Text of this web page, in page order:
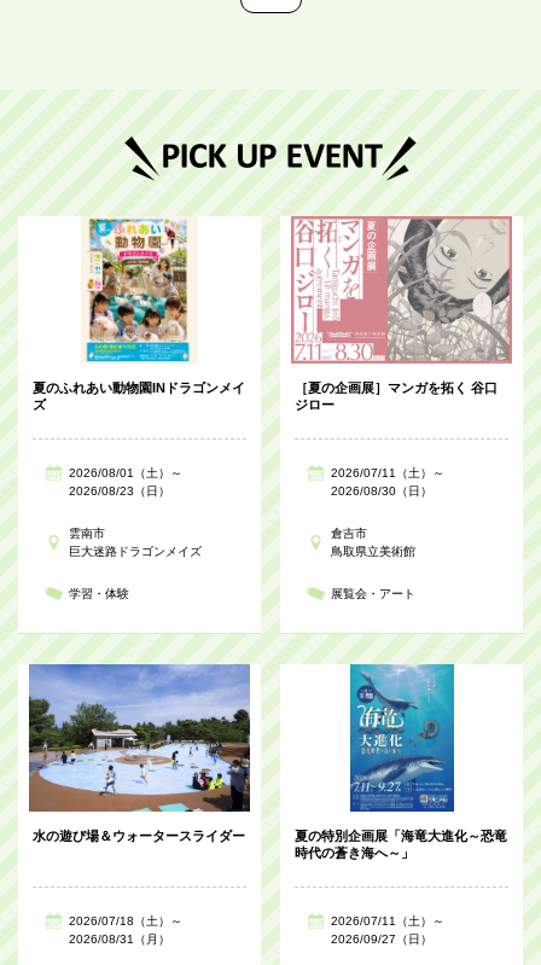
夏のふれあい動物園INドラゴンメイ
ズ
2026/08/01（土）～
2026/08/23（日）
雲南市
巨大迷路ドラゴンメイズ
学習・体験
［夏の企画展］マンガを拓く 谷口
ジロー
2026/07/11（土）～
2026/08/30（日）
倉吉市
鳥取県立美術館
展覧会・アート
水の遊び場＆ウォータースライダー
2026/07/18（土）～
2026/08/31（月）
夏の特別企画展「海竜大進化～恐竜
時代の蒼き海へ～」
2026/07/11（土）～
2026/09/27（日）